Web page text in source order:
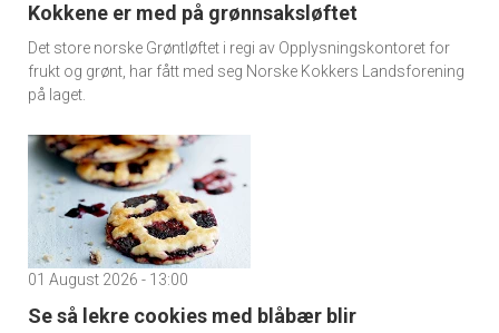
Kokkene er med på grønnsaksløftet
Det store norske Grøntløftet i regi av Opplysningskontoret for
frukt og grønt, har fått med seg Norske Kokkers Landsforening
på laget.
01 August 2026 - 13:00
Se så lekre cookies med blåbær blir